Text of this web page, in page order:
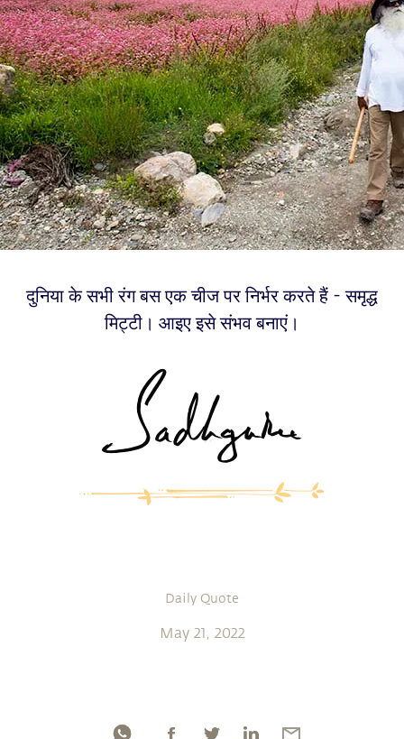
दुनिया के सभी रंग बस एक चीज पर निर्भर करते हैं - समृद्ध
मिट्टी। आइए इसे संभव बनाएं।
Daily Quote
May 21, 2022